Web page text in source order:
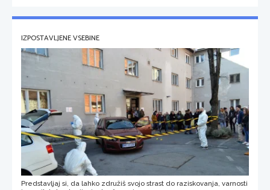
IZPOSTAVLJENE VSEBINE
Predstavljaj si, da lahko združiš svojo strast do raziskovanja, varnosti